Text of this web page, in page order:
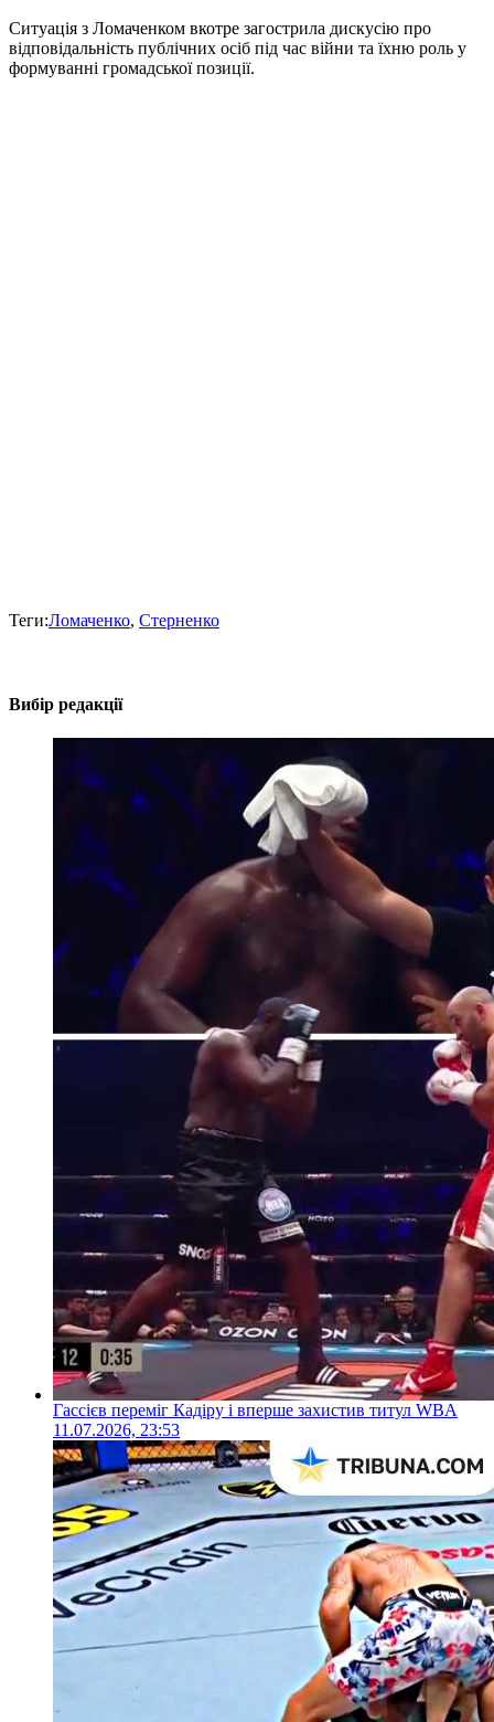
Ситуація з Ломаченком вкотре загострила дискусію про
відповідальність публічних осіб під час війни та їхню роль у
формуванні громадської позиції.
Теги:Ломаченко, Стерненко
Вибір редакції
Гассієв переміг Кадіру і вперше захистив титул WBA
11.07.2026, 23:53